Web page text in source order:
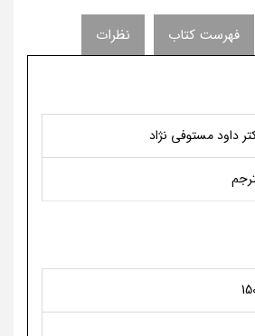
فهرست کتاب نظرات
داود مستوفی نژاد